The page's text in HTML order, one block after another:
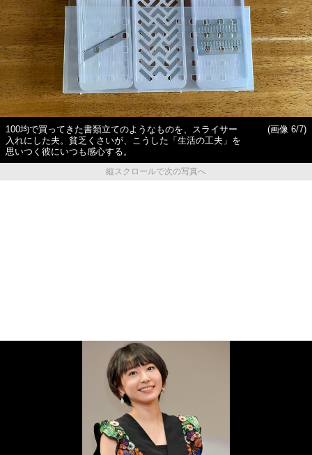
100均で買ってきた書類立てのようなものを、スライサー
入れにした夫。貧乏くさいが、こうした「生活の工夫」を
思いつく彼にいつも感心する。
(画像 6/7)
縦スクロールで次の写真へ